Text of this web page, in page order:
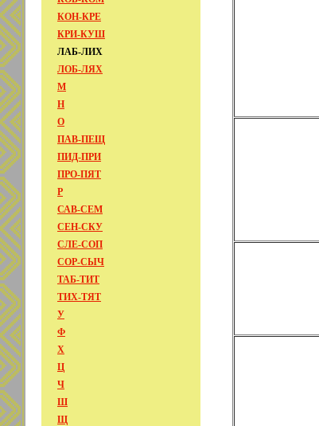
КОН-КРЕ
КРИ-КУШ
ЛАБ-ЛИХ
ЛОБ-ЛЯХ
М
Н
О
ПАВ-ПЕЩ
ПИД-ПРИ
ПРО-ПЯТ
Р
САВ-СЕМ
СЕН-СКУ
СЛЕ-СОП
СОР-СЫЧ
ТАБ-ТИТ
ТИХ-ТЯТ
У
Ф
Х
Ц
Ч
Ш
Щ